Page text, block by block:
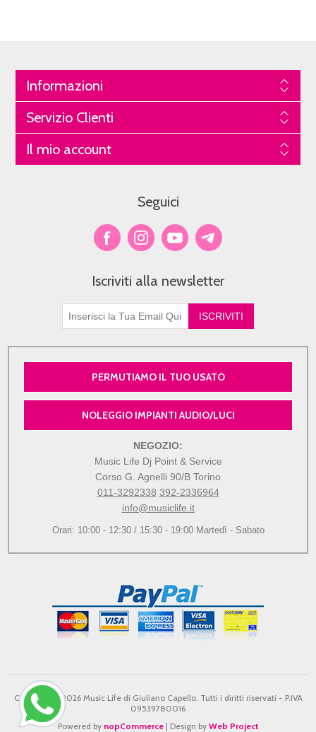
Informazioni
Servizio Clienti
Il mio account
Seguici
Iscriviti alla newsletter
PERMUTIAMO IL TUO USATO
NOLEGGIO IMPIANTI AUDIO/LUCI
NEGOZIO:
Music Life Dj Point & Service
Corso G. Agnelli 90/B Torino
011-3292338 392-2336964
info@musiclife.it
Orari: 10:00 - 12:30 / 15:30 - 19:00 Martedì - Sabato
Copyright © 2026 Music Life di Giuliano Capello. Tutti i diritti riservati - P.IVA
09539780016
Powered by nopCommerce| Design by Web Project